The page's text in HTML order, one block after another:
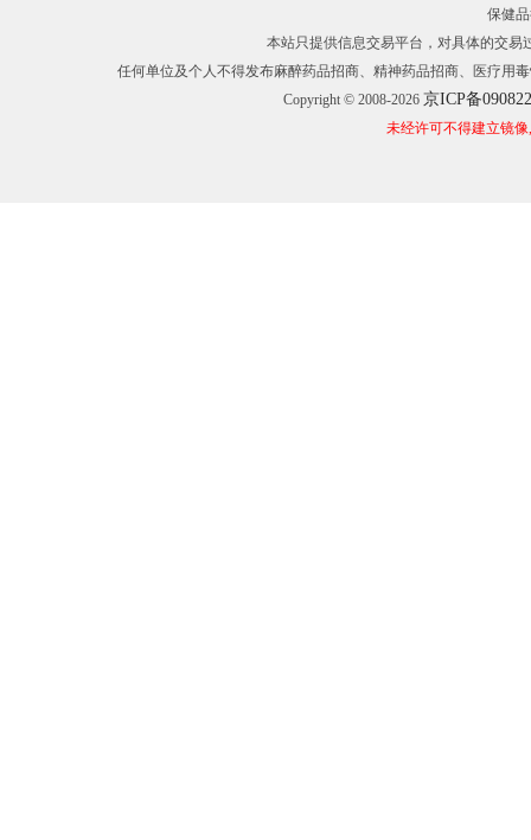
保健
本站只提供信息交易平台，对具体的交
任何单位及个人不得发布麻醉药品招商、精神药品招商、医疗用
Copyright © 2008-2026 京ICP备
未经许可不得建立镜